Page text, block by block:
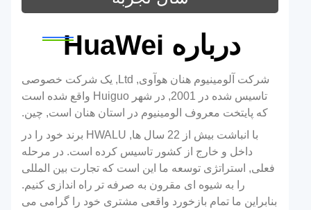
درباره HuaWei
شرکت آلومینیوم هنان هوآوی, Ltd, یک شرکت خصوصی
تاسیس شده در 2001, در شهر Huiguo واقع شده است
که پایتخت معروف الومینیوم در استان هنان است, چین.
با انباشت بیش از 22 سال ها, HWALU برند خود را در
داخل و خارج از کشور تاسیس کرده است. در مرحله
فعلی, استراتژی توسعه ما این است که تجارت بین المللی
را به شیوه ای مقرون به صرفه تر راه اندازی کنیم.
بنابراین ما تمام بازخورد واقعی مشتری خود را گرامی می